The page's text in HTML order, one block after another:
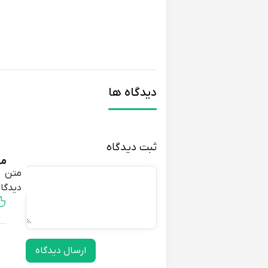
دیدگاه ها
ثبت دیدگاه
متن
ارسال دیدگاه